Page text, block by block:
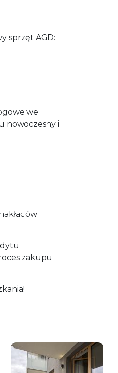
sprzęt AGD:
we
nowoczesny i
zakupu